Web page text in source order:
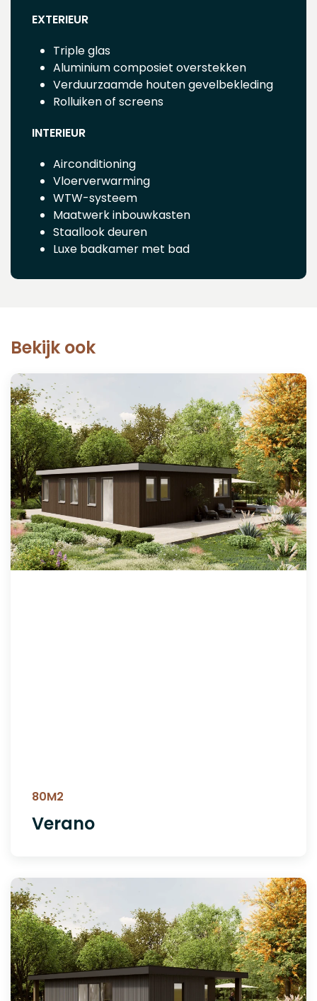
EXTERIEUR
Triple glas
Aluminium composiet overstekken
Verduurzaamde houten gevelbekleding
Rolluiken of screens
INTERIEUR
Airconditioning
Vloerverwarming
WTW-systeem
Maatwerk inbouwkasten
Staallook deuren
Luxe badkamer met bad
Bekijk ook
80M2
Verano